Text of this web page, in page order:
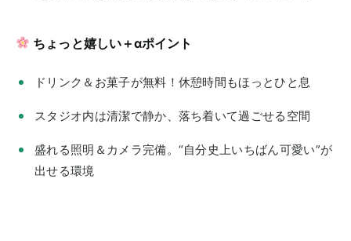
ちょっと嬉しい＋αポイント
ドリンク＆お菓子が無料！休憩時間もほっとひと息
スタジオ内は清潔で静か、落ち着いて過ごせる空間
盛れる照明＆カメラ完備。“自分史上いちばん可愛い”が
出せる環境